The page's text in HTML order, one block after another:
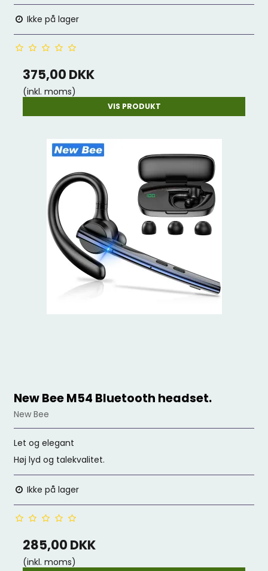
Ikke på lager
375,00 DKK
(inkl. moms)
VIS PRODUKT
New Bee M54 Bluetooth headset.
New Bee
Let og elegant
Høj lyd og talekvalitet.
Ikke på lager
285,00 DKK
(inkl. moms)